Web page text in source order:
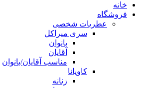
خانه
فروشگاه
عطریات شخصی
سری میراکل
بانوان
آقایان
مناسب آقایان/بانوان
کاویانا
زنانه